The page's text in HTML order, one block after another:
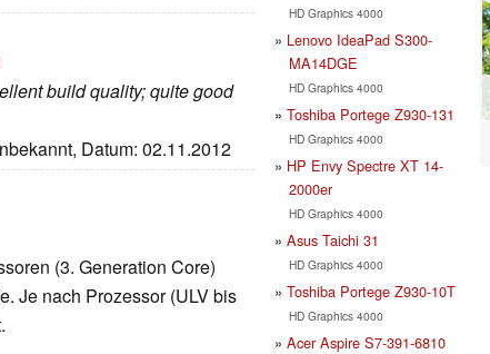
build quality; quite good
Datum: 02.11.2012
(3. Generation Core)
Je nach Prozessor (ULV bis
HD Graphics 4000
Lenovo IdeaPad S300-
MA14DGE
HD Graphics 4000
Toshiba Portege Z930-131
HD Graphics 4000
HP Envy Spectre XT 14-
2000er
HD Graphics 4000
Asus Taichi 31
HD Graphics 4000
Toshiba Portege Z930-10T
HD Graphics 4000
Acer Aspire S7-391-6810